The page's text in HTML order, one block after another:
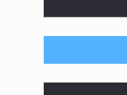
لثلاثة